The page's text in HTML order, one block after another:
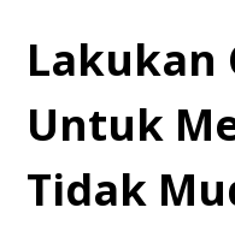
Lakukan
Untuk
Tidak